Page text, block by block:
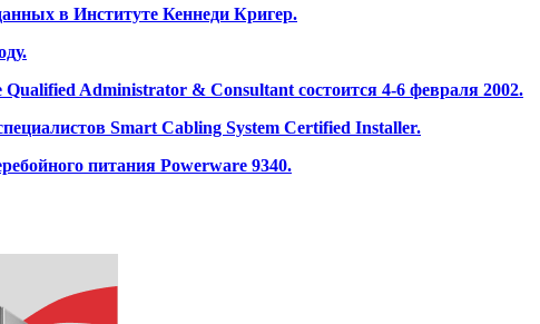
в Институте Кеннеди Кригер.
Administrator & Consultant состоится 4-6 февраля 2002.
Smart Cabling System Certified Installer.
питания Powerware 9340.